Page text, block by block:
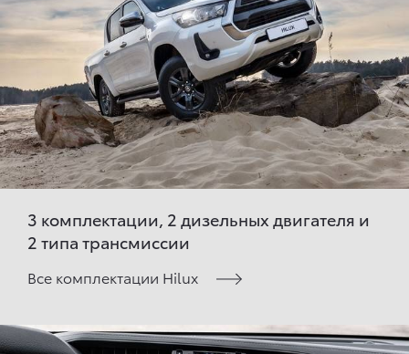
3 комплектации, 2 дизельных двигателя и
2 типа трансмиссии
Все комплектации Hilux